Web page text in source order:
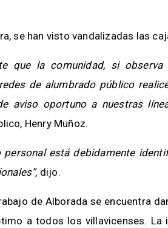
se han visto vandalizadas las
que la comunidad, si
de alumbrado público
aviso oportuno a nuestras
Henry Muñoz.
personal está debidamente
, dijo.
de Alborada se encuentra
a todos los villavicenses.